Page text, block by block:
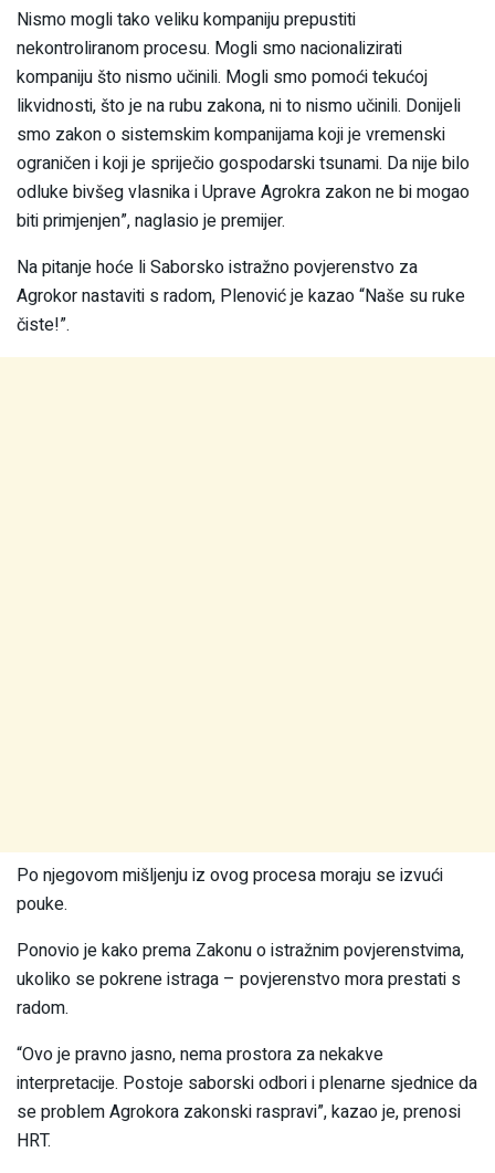
Nismo mogli tako veliku kompaniju prepustiti
nekontroliranom procesu. Mogli smo nacionalizirati
kompaniju što nismo učinili. Mogli smo pomoći tekućoj
likvidnosti, što je na rubu zakona, ni to nismo učinili. Donijeli
smo zakon o sistemskim kompanijama koji je vremenski
ograničen i koji je spriječio gospodarski tsunami. Da nije bilo
odluke bivšeg vlasnika i Uprave Agrokra zakon ne bi mogao
biti primjenjen”, naglasio je premijer.
Na pitanje hoće li Saborsko istražno povjerenstvo za
Agrokor nastaviti s radom, Plenović je kazao “Naše su ruke
čiste!”.
Po njegovom mišljenju iz ovog procesa moraju se izvući
pouke.
Ponovio je kako prema Zakonu o istražnim povjerenstvima,
ukoliko se pokrene istraga – povjerenstvo mora prestati s
radom.
“Ovo je pravno jasno, nema prostora za nekakve
interpretacije. Postoje saborski odbori i plenarne sjednice da
se problem Agrokora zakonski raspravi”, kazao je, prenosi
HRT.